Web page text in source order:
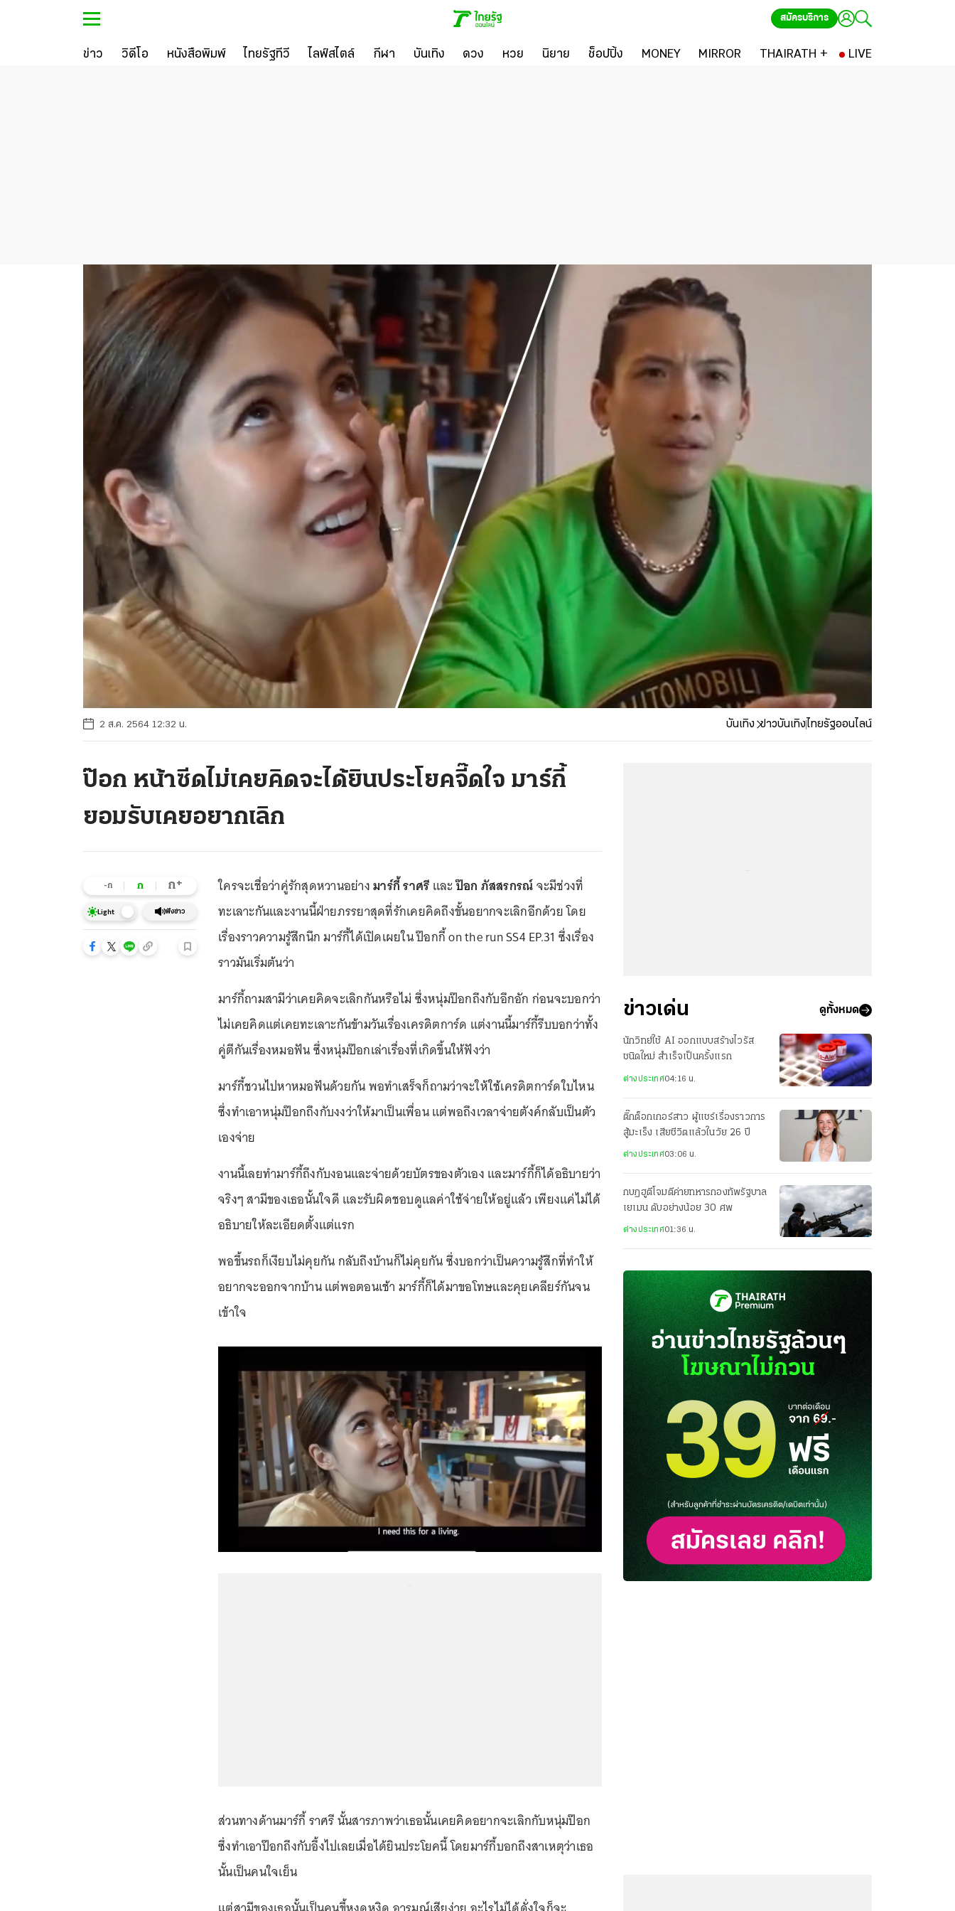
สมัครบริการ
ข่าว วิดีโอ หนังสือพิมพ์ ไทยรัฐทีวี ไลฟ์สไตล์ กีฬา บันเทิง ดวง หวย นิยาย ช็อปปิ้ง MONEY MIRROR THAIRATH + LIVE
2 ส.ค. 2564 12:32 น. บันเทิง ข่าวบันเทิงไทยรัฐออนไลน์
ป๊อก หน้าซีดไม่เคยคิดจะได้ยินประโยคจี๊ดใจ มาร์กี้
ยอมรับเคยอยากเลิก
-ก ก ก+
Light ฟังข่าว
ใครจะเชื่อว่าคู่รักสุดหวานอย่างมาร์กี้ ราศรี และป๊อก ภัสสรกรณ์จะมีช่วงที่
ทะเลาะกันและงานนี้ฝ่ายภรรยาสุดที่รักเคยคิดถึงขั้นอยากจะเลิกอีกด้วย โดย
เรื่องราวความรู้สึกนึก มาร์กี้ได้เปิดเผยใน ป๊อกกี้ on the run SS4 EP.31 ซึ่งเรื่อง
ราวมันเริ่มต้นว่า
มาร์กี้ถามสามีว่าเคยคิดจะเลิกกันหรือไม่ ซึ่งหนุ่มป๊อกถึงกับอึกอัก ก่อนจะบอกว่า
ไม่เคยคิดแต่เคยทะเลาะกันข้ามวันเรื่องเครดิตการ์ด แต่งานนี้มาร์กี้รีบบอกว่าทั้ง
คู่ตีกันเรื่องหมอฟัน ซึ่งหนุ่มป๊อกเล่าเรื่องที่เกิดขึ้นให้ฟังว่า
มาร์กี้ชวนไปหาหมอฟันด้วยกัน พอทำเสร็จก็ถามว่าจะให้ใช้เครดิตการ์ดใบไหน
ซึ่งทำเอาหนุ่มป๊อกถึงกับงงว่าให้มาเป็นเพื่อน แต่พอถึงเวลาจ่ายตังค์กลับเป็นตัว
เองจ่าย
งานนี้เลยทำมาร์กี้ถึงกับงอนและจ่ายด้วยบัตรของตัวเอง และมาร์กี้ก็ได้อธิบายว่า
จริงๆ สามีของเธอนั้นใจดี และรับผิดชอบดูแลค่าใช้จ่ายให้อยู่แล้ว เพียงแค่ไม่ได้
อธิบายให้ละเอียดตั้งแต่แรก
พอขึ้นรถก็เงียบไม่คุยกัน กลับถึงบ้านก็ไม่คุยกัน ซึ่งบอกว่าเป็นความรู้สึกที่ทำให้
อยากจะออกจากบ้าน แต่พอตอนเช้า มาร์กี้ก็ได้มาขอโทษและคุยเคลียร์กันจน
เข้าใจ
ส่วนทางด้านมาร์กี้ ราศรี นั้นสารภาพว่าเธอนั้นเคยคิดอยากจะเลิกกับหนุ่มป๊อก
ซึ่งทำเอาป๊อกถึงกับอึ้งไปเลยเมื่อได้ยินประโยคนี้ โดยมาร์กี้บอกถึงสาเหตุว่าเธอ
นั้นเป็นคนใจเย็น
ข่าวเด่น ดูทั้งหมด
นักวิทย์ใช้ AI ออกแบบสร้างไวรัส
ชนิดใหม่ สำเร็จเป็นครั้งแรก
ต่างประเทศ04:16 น.
ติ๊กต็อกเกอร์สาว ผู้แชร์เรื่องราวการ
สู้มะเร็ง เสียชีวิตแล้วในวัย 26 ปี
ต่างประเทศ03:06 น.
กบฏฮูตีโจมตีค่ายทหารกองทัพรัฐบาล
เยเมน ดับอย่างน้อย 30 ศพ
ต่างประเทศ01:36 น.